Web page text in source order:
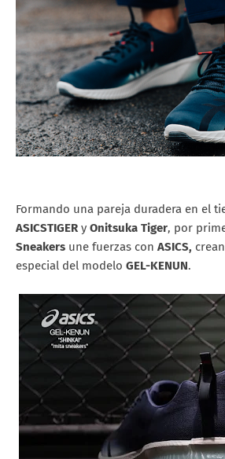
Formando una pareja duradera en el
ASICSTIGER y Onitsuka Tiger, por
Sneakers une fuerzas con ASICS,
especial del modelo GEL-KENUN.